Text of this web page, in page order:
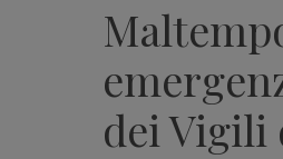
dei Vigili